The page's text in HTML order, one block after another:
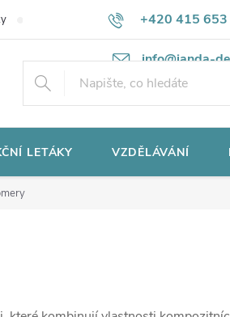
+420 415
info@janda-
Potřebujete poradit? Ochrana
LETÁKY VZDĚLÁVÁNÍ